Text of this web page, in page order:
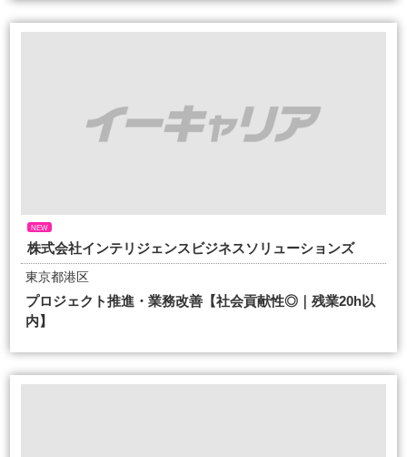
NEW
株式会社インテリジェンスビジネスソリューションズ
東京都港区
プロジェクト推進・業務改善【社会貢献性◎｜残業20h以
内】